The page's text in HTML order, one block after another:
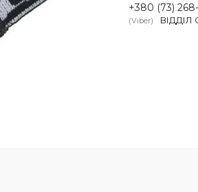
+380 (73)
Viber ВІДДІЛ